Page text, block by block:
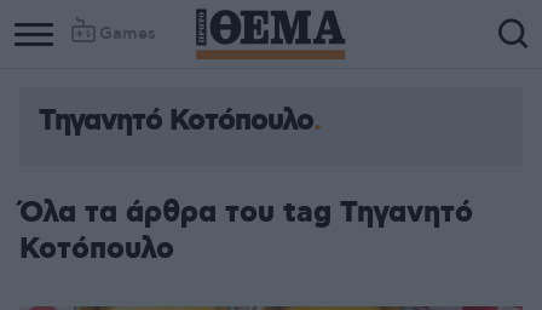
Games
Τηγανητό Κοτόπουλο
Όλα τα άρθρα του tag Τηγανητό
Κοτόπουλο